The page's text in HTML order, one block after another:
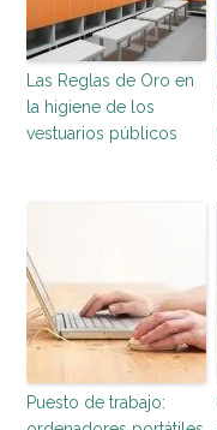
Las Reglas de Oro en
la higiene de los
vestuarios públicos
Puesto de trabajo: